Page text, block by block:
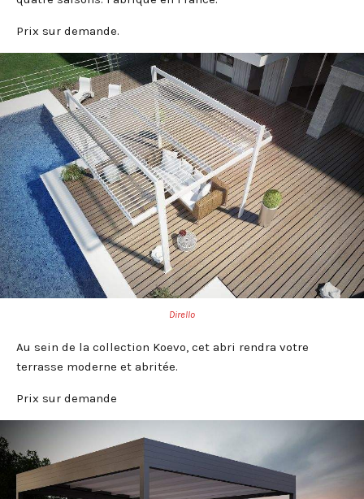
Prix sur demande.
Dirello
Au sein de la collection Koevo, cet abri rendra votre
terrasse moderne et abritée.
Prix sur demande